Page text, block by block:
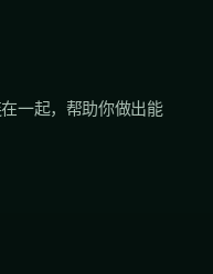
一起，帮助你做出能